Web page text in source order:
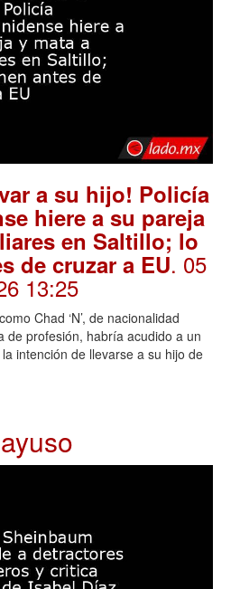
a su hijo! Policía
hiere a su pareja
en Saltillo; lo
de cruzar a EU. 05
13:25
Chad ‘N’, de nacionalidad
de profesión, habría acudido a un
intención de llevarse a su hijo de